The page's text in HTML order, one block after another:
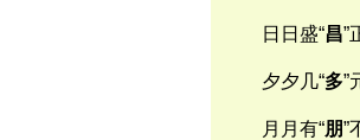
日日盛“昌”
夕夕几“多”
月月有“朋”